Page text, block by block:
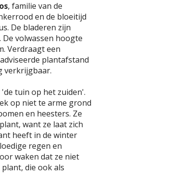
, familie van de
en de bloeitijd
De bladeren zijn
volwassen hoogte
Verdraagt een
plantafstand
verkrijgbaar.
tuin op het zuiden'.
op niet te arme grond
en heesters. Ze
want ze laat zich
heeft in de winter
regen en
waken dat ze niet
die ook als